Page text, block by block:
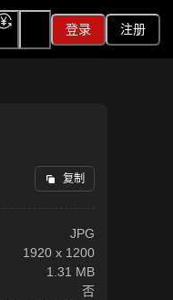
登录 注册
复制
JPG
1920 x 1200
1.31 MB
否